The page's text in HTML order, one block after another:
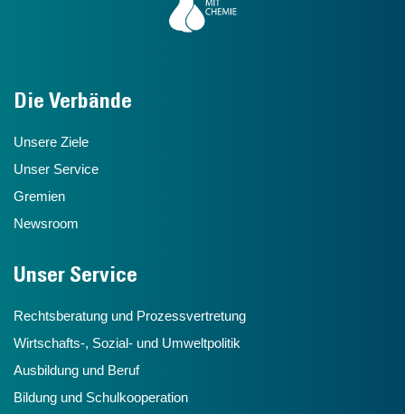
Die Verbände
Unsere Ziele
Unser Service
Gremien
Newsroom
Unser Service
Rechtsberatung und Prozessvertretung
Wirtschafts-, Sozial- und Umweltpolitik
Ausbildung und Beruf
Bildung und Schulkooperation